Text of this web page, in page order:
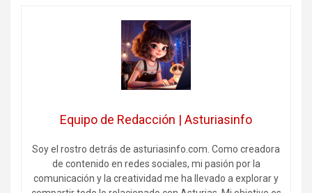
Equipo de Redacción | Asturiasinfo
Soy el rostro detrás de asturiasinfo.com. Como creadora
de contenido en redes sociales, mi pasión por la
comunicación y la creatividad me ha llevado a explorar y